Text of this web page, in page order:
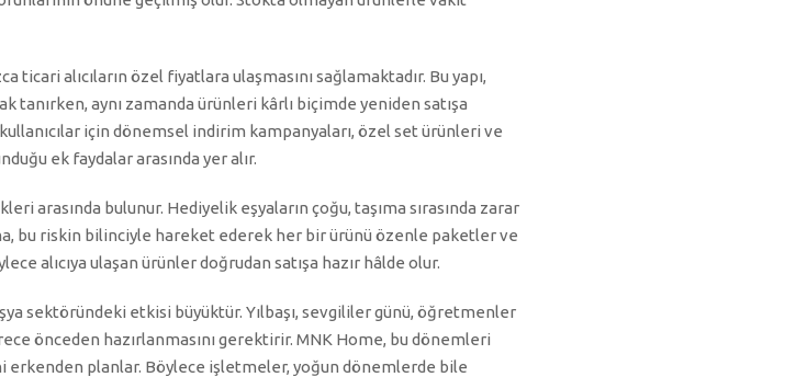
ticari alıcıların özel fiyatlara ulaşmasını sağlamaktadır. Bu yapı,
aynı zamanda ürünleri kârlı biçimde yeniden satışa
için dönemsel indirim kampanyaları, özel set ürünleri ve
ek faydalar arasında yer alır.
arasında bulunur. Hediyelik eşyaların çoğu, taşıma sırasında zarar
bu riskin bilinciyle hareket ederek her bir ürünü özenle paketler ve
alıcıya ulaşan ürünler doğrudan satışa hazır hâlde olur.
sektöründeki etkisi büyüktür. Yılbaşı, sevgililer günü, öğretmenler
önceden hazırlanmasını gerektirir. MNK Home, bu dönemleri
planlar. Böylece işletmeler, yoğun dönemlerde bile